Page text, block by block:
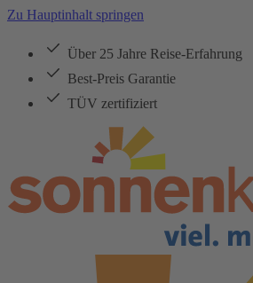
Zu Hauptinhalt springen
Über 25 Jahre Reise-Erfahrung
Best-Preis Garantie
TÜV zertifiziert